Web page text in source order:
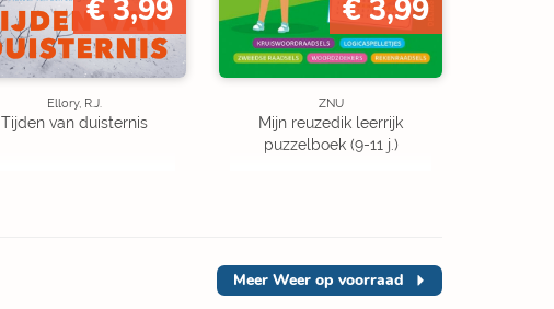
€ 3,99
Ellory, R.J.
Tijden van duisternis
€ 3,99
ZNU
Mijn reuzedik leerrijk
puzzelboek (9-11 j.)
Meer Weer op voorraad